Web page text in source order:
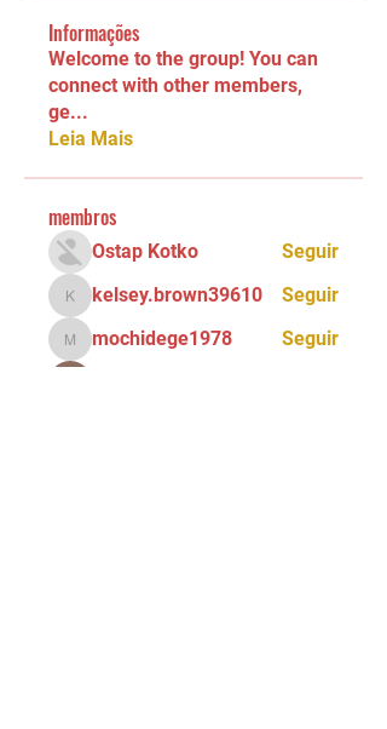
Informações
Welcome to the group! You can
connect with other members,
ge...
Leia Mais
membros
Ostap Kotko Seguir
kelsey.brown39610
kelsey.brown39610 Seguir
mochidege1978
mochidege1978 Seguir